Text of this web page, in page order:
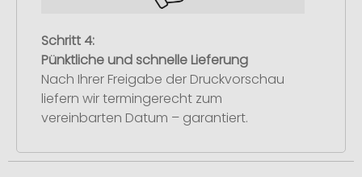
Schritt 4:
Pünktliche und schnelle Lieferung
Nach Ihrer Freigabe der Druckvorschau
liefern wir termingerecht zum
vereinbarten Datum – garantiert.